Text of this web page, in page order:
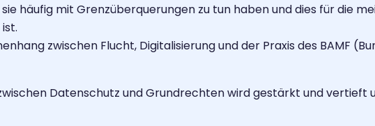
häufig mit Grenzüberquerungen zu tun haben und dies für die
zwischen Flucht, Digitalisierung und der Praxis des BAMF
Datenschutz und Grundrechten wird gestärkt und vertieft